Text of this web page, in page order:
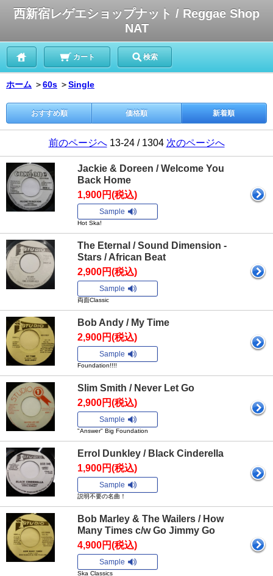
西新宿レゲエショップナット / Reggae Shop
NAT
カート 検索
ホーム ＞60s ＞Single
おすすめ順 価格順 新着順
前のページへ13-24 / 1304 次のページへ
Jackie & Doreen / Welcome You
Back Home
1,900円(税込)
Sample
Hot Ska!
The Eternal / Sound Dimension -
Stars / African Beat
2,900円(税込)
Sample
両面Classic
Bob Andy / My Time
2,900円(税込)
Sample
Foundation!!!!
Slim Smith / Never Let Go
2,900円(税込)
Sample
"Answer" Big Foundation
Errol Dunkley / Black Cinderella
1,900円(税込)
Sample
説明不要の名曲！
Bob Marley & The Wailers / How
Many Times c/w Go Jimmy Go
4,900円(税込)
Sample
Ska Classics